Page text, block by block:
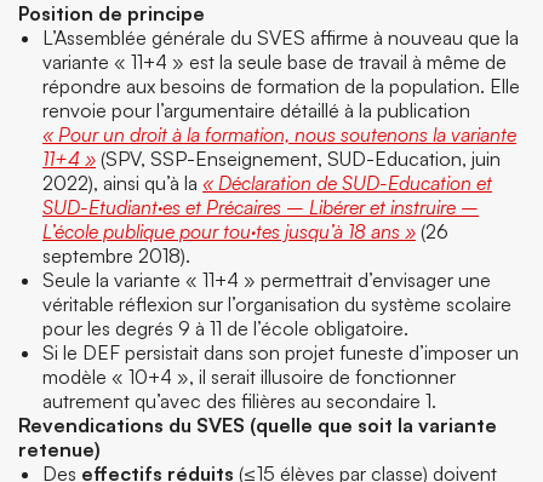
Position de principe
L’Assemblée générale du SVES affirme à nouveau que la
variante « 11+4 » est la seule base de travail à même de
répondre aux besoins de formation de la population. Elle
renvoie pour l’argumentaire détaillé à la publication
« Pour un droit à la formation, nous soutenons la variante
11+4 » (SPV, SSP-Enseignement, SUD-Education, juin
2022), ainsi qu’à la « Déclaration de SUD-Education et
SUD-Etudiant·es et Précaires – Libérer et instruire –
L’école publique pour tou·tes jusqu’à 18 ans » (26
septembre 2018).
Seule la variante « 11+4 » permettrait d’envisager une
véritable réflexion sur l’organisation du système scolaire
pour les degrés 9 à 11 de l’école obligatoire.
Si le DEF persistait dans son projet funeste d’imposer un
modèle « 10+4 », il serait illusoire de fonctionner
autrement qu’avec des filières au secondaire 1.
Revendications du SVES (quelle que soit la variante
retenue)
Des effectifs réduits (≤15 élèves par classe) doivent